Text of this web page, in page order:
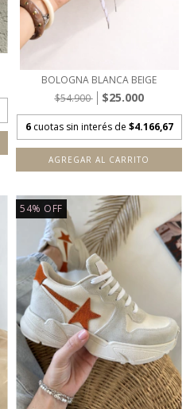
BOLOGNA BLANCA BEIGE
$54.900
$25.000
6 cuotas sin interés de $4.166,67
AGREGAR AL CARRITO
54% OFF